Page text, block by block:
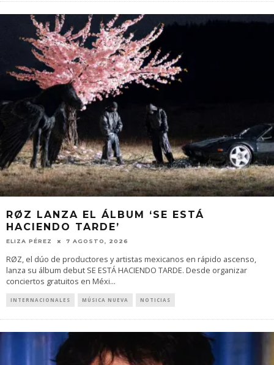
RØZ LANZA EL ÁLBUM ‘SE ESTÁ
HACIENDO TARDE’
ELIZA PÉREZ 7 AGOSTO, 2026
RØZ, el dúo de productores y artistas mexicanos en rápido ascenso,
lanza su álbum debut SE ESTÁ HACIENDO TARDE. Desde organizar
conciertos gratuitos en Méxi...
INTERNACIONALES MÚSICA NUEVA NOTICIAS